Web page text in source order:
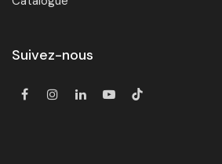
Suivez-nous